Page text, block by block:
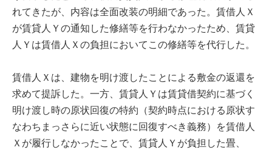
れてきたが、内容は全面改装の明細であった。賃借人Ｘ
が賃貸人Ｙの通知した修繕等を行わなかったため、賃貸
人Ｙは賃借人Ｘの負担においてこの修繕等を代行した。
賃借人Ｘは、建物を明け渡したことによる敷金の返還を
求めて提訴した。一方、賃貸人Ｙは賃貸借契約に基づく
明け渡し時の原状回復の特約（契約時点における原状す
なわちまっさらに近い状態に回復すべき義務）を賃借人
Ｘが履行しなかったことで、賃貸人Ｙが負担した畳、